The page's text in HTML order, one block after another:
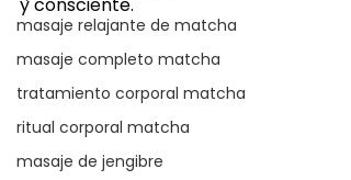
masaje relajante de matcha
masaje completo matcha
tratamiento corporal matcha
ritual corporal matcha
masaje de jengibre